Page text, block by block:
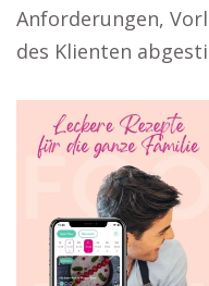
Anforderungen,
des Klienten